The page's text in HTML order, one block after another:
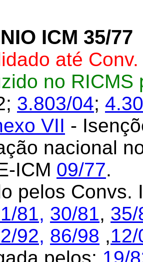
ICM 35/77
até
no
3.803/04;
VII -
nacional
ICM 09/77.
pelos Convs.
81, 30/81, 35/
92, 86/98 ,